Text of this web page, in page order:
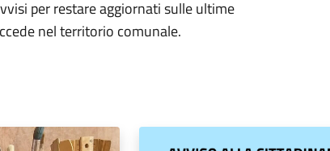
per restare aggiornati sulle ultime
nel territorio comunale.